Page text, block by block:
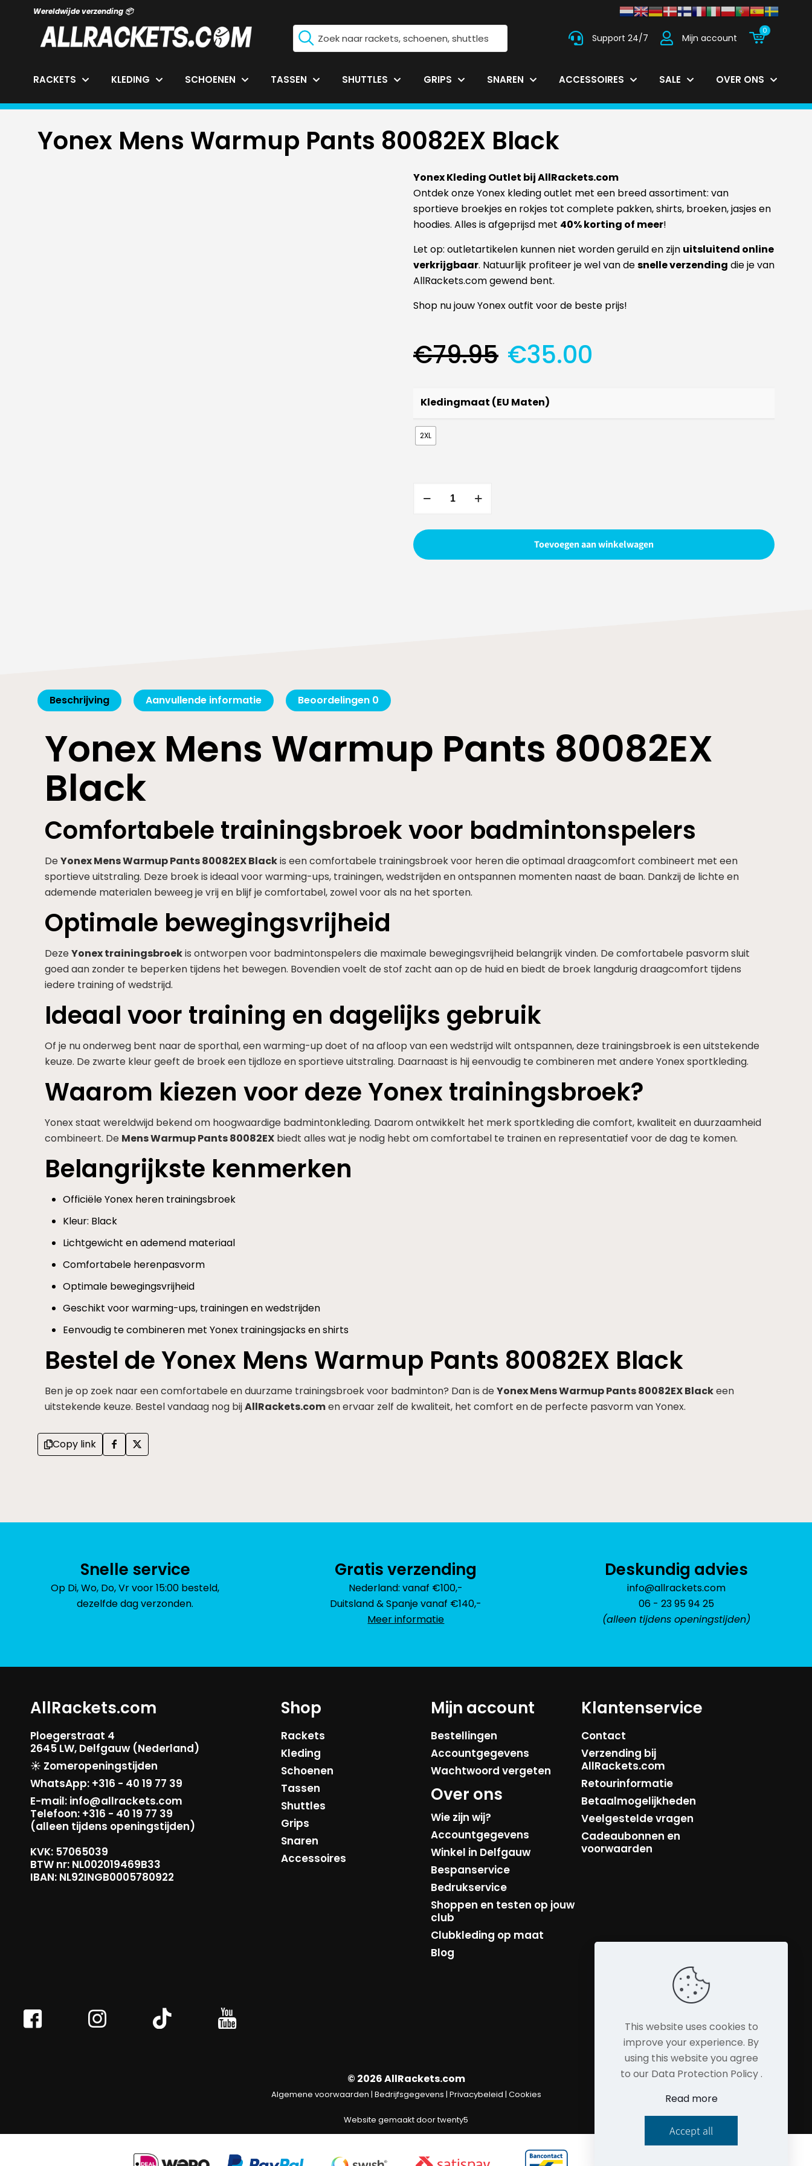
Retourneren binnen 14 dagen ⤦
Support 24/7 Mijn account
0
RACKETS KLEDING SCHOENEN TASSEN SHUTTLES GRIPS SNAREN ACCESSOIRES SALE OVER ONS
Yonex Mens Warmup Pants 80082EX Black
Yonex Kleding Outlet bij AllRackets.com
Ontdek onze Yonex kleding outlet met een breed assortiment: van
sportieve broekjes en rokjes tot complete pakken, shirts, broeken, jasjes en
hoodies. Alles is afgeprijsd met 40% korting of meer!
Let op: outletartikelen kunnen niet worden geruild en zijn uitsluitend online
verkrijgbaar. Natuurlijk profiteer je wel van desnelle verzending die je van
AllRackets.com gewend bent.
Shop nu jouw Yonex outfit voor de beste prijs!
€79.95 Oorspronkelijke
prijs
€79.95.
€35.00
Kledingmaat (EU Maten)
2XL
Pants
80082EX
Toevoegen aan winkelwagen
Beschrijving Aanvullende informatie Beoordelingen 0
Yonex Mens Warmup Pants 80082EX
Black
Comfortabele trainingsbroek voor badmintonspelers
DeYonex Mens Warmup Pants 80082EX Blackis een comfortabele trainingsbroek voor heren die optimaal draagcomfort combineert met een
sportieve uitstraling. Deze broek is ideaal voor warming-ups, trainingen, wedstrijden en ontspannen momenten naast de baan. Dankzij de lichte en
ademende materialen beweeg je vrij en blijf je comfortabel, zowel voor als na het sporten.
Optimale bewegingsvrijheid
DezeYonex trainingsbroekis ontworpen voor badmintonspelers die maximale bewegingsvrijheid belangrijk vinden. De comfortabele pasvorm sluit
goed aan zonder te beperken tijdens het bewegen. Bovendien voelt de stof zacht aan op de huid en biedt de broek langdurig draagcomfort tijdens
iedere training of wedstrijd.
Ideaal voor training en dagelijks gebruik
Of je nu onderweg bent naar de sporthal, een warming-up doet of na afloop van een wedstrijd wilt ontspannen, deze trainingsbroek is een uitstekende
keuze. De zwarte kleur geeft de broek een tijdloze en sportieve uitstraling. Daarnaast is hij eenvoudig te combineren met andere Yonex sportkleding.
Waarom kiezen voor deze Yonex trainingsbroek?
Yonex staat wereldwijd bekend om hoogwaardige badmintonkleding. Daarom ontwikkelt het merk sportkleding die comfort, kwaliteit en duurzaamheid
combineert. De Mens Warmup Pants 80082EX biedt alles wat je nodig hebt om comfortabel te trainen en representatief voor de dag te komen.
Belangrijkste kenmerken
Officiële Yonex heren trainingsbroek
Kleur: Black
Lichtgewicht en ademend materiaal
Comfortabele herenpasvorm
Optimale bewegingsvrijheid
Geschikt voor warming-ups, trainingen en wedstrijden
Eenvoudig te combineren met Yonex trainingsjacks en shirts
Bestel de Yonex Mens Warmup Pants 80082EX Black
Ben je op zoek naar een comfortabele en duurzame trainingsbroek voor badminton? Dan is deYonex Mens Warmup Pants 80082EX Blackeen
uitstekende keuze. Bestel vandaag nog bijAllRackets.comen ervaar zelf de kwaliteit, het comfort en de perfecte pasvorm van Yonex.
Copy link
Snelle service
Op Di, Wo, Do, Vr voor 15:00 besteld,
dezelfde dag verzonden.
Gratis verzending
Nederland: vanaf €100,-
Duitsland & Spanje vanaf €140,-
Meer informatie
Deskundig advies
info@allrackets.com
06 - 23 95 94 25
(alleen tijdens openingstijden)
AllRackets.com
Ploegerstraat 4
2645 LW, Delfgauw (Nederland)
☀️ Zomeropeningstijden
WhatsApp: +316 - 40 19 77 39
E-mail: info@allrackets.com
Telefoon: +316 - 40 19 77 39
(alleen tijdens openingstijden)
KVK: 57065039
BTW nr: NL002019469B33
IBAN: NL92INGB0005780922
Shop
Rackets
Kleding
Schoenen
Tassen
Shuttles
Grips
Snaren
Accessoires
Mijn account
Bestellingen
Accountgegevens
Wachtwoord vergeten
Over ons
Wie zijn wij?
Accountgegevens
Winkel in Delfgauw
Bespanservice
Bedrukservice
Shoppen en testen op jouw
club
Clubkleding op maat
Blog
Klantenservice
Contact
Verzending bij
AllRackets.com
Retourinformatie
Betaalmogelijkheden
Veelgestelde vragen
Cadeaubonnen en
voorwaarden
© 2026 AllRackets.com
Algemene voorwaarden | Bedrijfsgegevens | Privacybeleid | Cookies
Website gemaakt doortwenty5
This website uses cookies to
improve your experience. By
using this website you agree
to our Data Protection Policy .
Read more
Accept all